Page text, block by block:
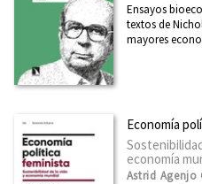
Ver todas... (39)
NUESTRAS COLECCIONES
Investigación y Debate
Clásicos del Pensamiento Crítico
Ensayos
textos de
mayores
Economía
economía
Astrid Agenjo